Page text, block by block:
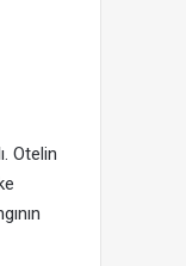
Otelin